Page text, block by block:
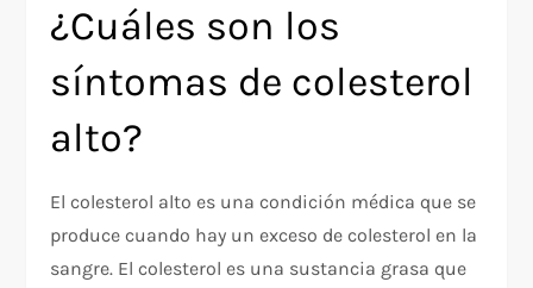
¿Cuáles son los
síntomas de colesterol
alto?
El colesterol alto es una condición médica que se
produce cuando hay un exceso de colesterol en la
sangre. El colesterol es una sustancia grasa que